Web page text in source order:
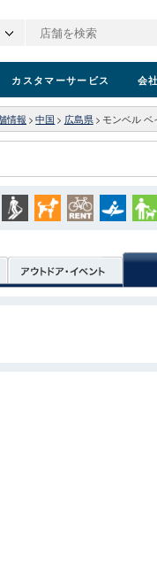
カスタマーサービス 会
情報 > 中国 > 広島県 > モンベル ベ